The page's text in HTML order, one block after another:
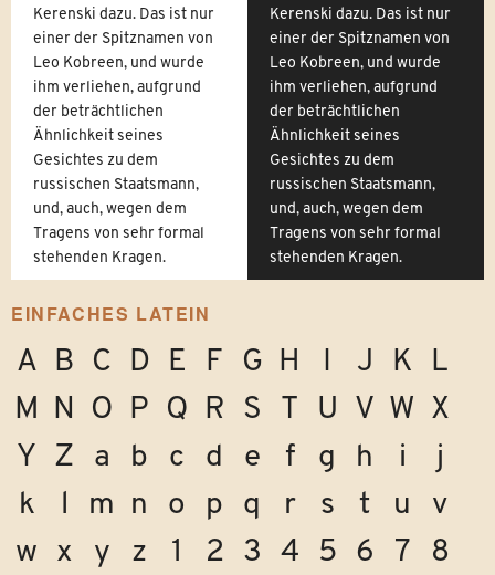
Kerenski dazu. Das ist nur
einer der Spitznamen von
Leo Kobreen, und wurde
ihm verliehen, aufgrund
der beträchtlichen
Ähnlichkeit seines
Gesichtes zu dem
russischen Staatsmann,
und, auch, wegen dem
Tragens von sehr formal
stehenden Kragen.
Kerenski dazu. Das ist nur
einer der Spitznamen von
Leo Kobreen, und wurde
ihm verliehen, aufgrund
der beträchtlichen
Ähnlichkeit seines
Gesichtes zu dem
russischen Staatsmann,
und, auch, wegen dem
Tragens von sehr formal
stehenden Kragen.
EINFACHES LATEIN
A B C D E F G H I J K L
M N O P Q R S T U V W X
Y Z a b c d e f g h i
j
k
l m n o p q r s t u
v
w x y z 1 2 3 4 5 6 7 8